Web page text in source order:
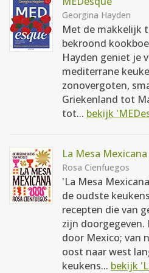
Georgina Hayden
Met de makkelijk
bekroond
Hayden geniet je
mediterrane
zonovergoten,
Griekenland tot
tot... bekijk
La Mesa Mexicana
Rosa Cienfuegos
'La Mesa
de oudste
recepten die van
zijn
door Mexico; van
oost naar west
keukens... bekijk